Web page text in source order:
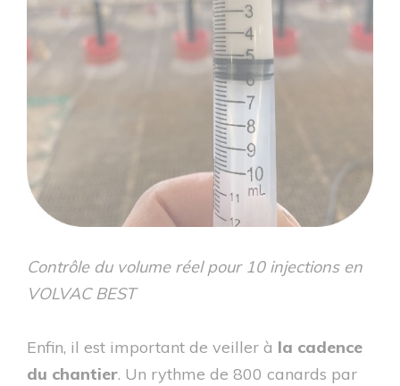
Contrôle du volume réel pour 10 injections en
VOLVAC BEST
Enfin, il est important de veiller à la cadence
du chantier. Un rythme de 800 canards par